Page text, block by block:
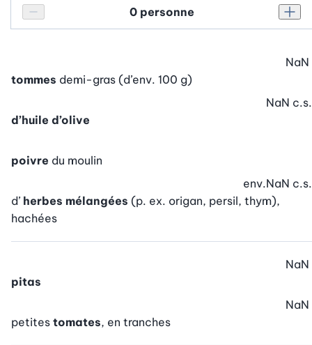
Réduire le nombre de personnes
Personnes
tommes demi-gras (d’env. 100 g)
NaN
d’huile d’olive
NaN c.s.
poivre du moulin
d’ herbes mélangées (p. ex. origan, persil, thym),
hachées
env.NaN c.s.
pitas
NaN
petites tomates, en tranches
NaN